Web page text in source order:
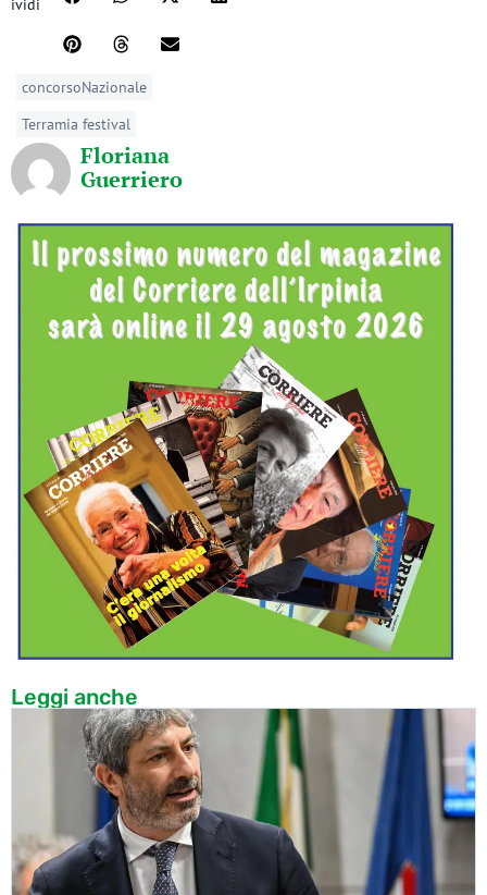
ividi
concorsoNazionale
Terramia festival
Floriana
Guerriero
Leggi anche